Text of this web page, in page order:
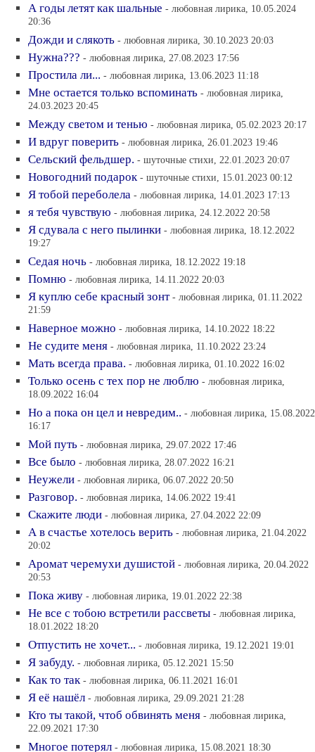
А годы летят как шальные - любовная лирика, 10.05.2024
20:36
Дожди и слякоть - любовная лирика, 30.10.2023 20:03
Нужна??? - любовная лирика, 27.08.2023 17:56
Простила ли... - любовная лирика, 13.06.2023 11:18
Мне остается только вспоминать - любовная лирика,
24.03.2023 20:45
Между светом и тенью - любовная лирика, 05.02.2023 20:17
И вдруг поверить - любовная лирика, 26.01.2023 19:46
Сельский фельдшер. - шуточные стихи, 22.01.2023 20:07
Новогодний подарок - шуточные стихи, 15.01.2023 00:12
Я тобой переболела - любовная лирика, 14.01.2023 17:13
я тебя чувствую - любовная лирика, 24.12.2022 20:58
Я сдувала с него пылинки - любовная лирика, 18.12.2022
19:27
Седая ночь - любовная лирика, 18.12.2022 19:18
Помню - любовная лирика, 14.11.2022 20:03
Я куплю себе красный зонт - любовная лирика, 01.11.2022
21:59
Наверное можно - любовная лирика, 14.10.2022 18:22
Не судите меня - любовная лирика, 11.10.2022 23:24
Мать всегда права. - любовная лирика, 01.10.2022 16:02
Только осень с тех пор не люблю - любовная лирика,
18.09.2022 16:04
Но а пока он цел и невредим.. - любовная лирика, 15.08.2022
16:17
Мой путь - любовная лирика, 29.07.2022 17:46
Все было - любовная лирика, 28.07.2022 16:21
Неужели - любовная лирика, 06.07.2022 20:50
Разговор. - любовная лирика, 14.06.2022 19:41
Скажите люди - любовная лирика, 27.04.2022 22:09
А в счастье хотелось верить - любовная лирика, 21.04.2022
20:02
Аромат черемухи душистой - любовная лирика, 20.04.2022
20:53
Пока живу - любовная лирика, 19.01.2022 22:38
Не все с тобою встретили рассветы - любовная лирика,
18.01.2022 18:20
Отпустить не хочет... - любовная лирика, 19.12.2021 19:01
Я забуду. - любовная лирика, 05.12.2021 15:50
Как то так - любовная лирика, 06.11.2021 16:01
Я её нашёл - любовная лирика, 29.09.2021 21:28
Кто ты такой, чтоб обвинять меня - любовная лирика,
22.09.2021 17:30
Многое потерял - любовная лирика, 15.08.2021 18:30